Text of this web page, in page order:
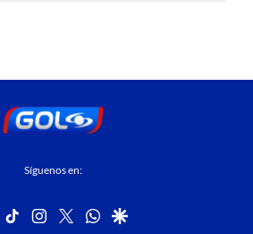
Síguenos en:
facebook
tiktok instagram
twitterwhatsapp
google